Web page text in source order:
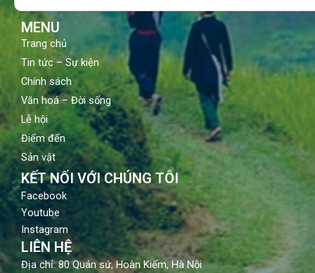
MENU
Trang chủ
Tin tức – Sự kiện
Chính sách
Văn hoá – Đời sống
Lễ hội
Điểm đến
Sản vật
KẾT NỐI VỚI CHÚNG TÔI
Facebook
Youtube
Instagram
LIÊN HỆ
Địa chỉ: 80 Quán sứ, Hoàn Kiếm, Hà Nội